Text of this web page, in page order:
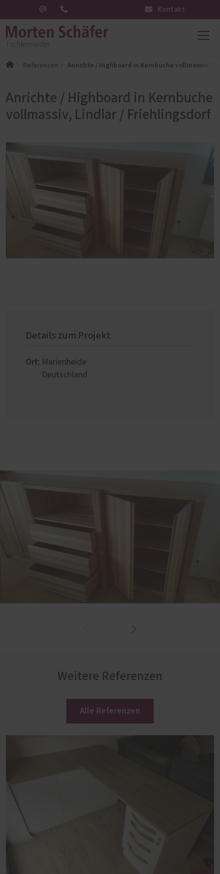
Kontakt
Referenzen Anrichte / Highboard in Kernbuche vollmassiv,
Anrichte / Highboard in Kernbuche
vollmassiv, Lindlar / Friehlingsdorf
Details zum Projekt
Ort: Marienheide
Deutschland
Weitere Referenzen
Alle Referenzen